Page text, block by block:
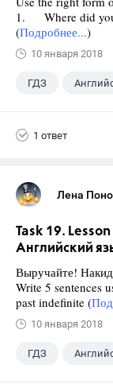
1. Where did you
(Подробнее...)
10 января 2018
ГДЗ
1 ответ
Лена
Task 19.
Английский
Выручайте!
Write 5 sentences
past indefinite (
10 января 2018
ГДЗ